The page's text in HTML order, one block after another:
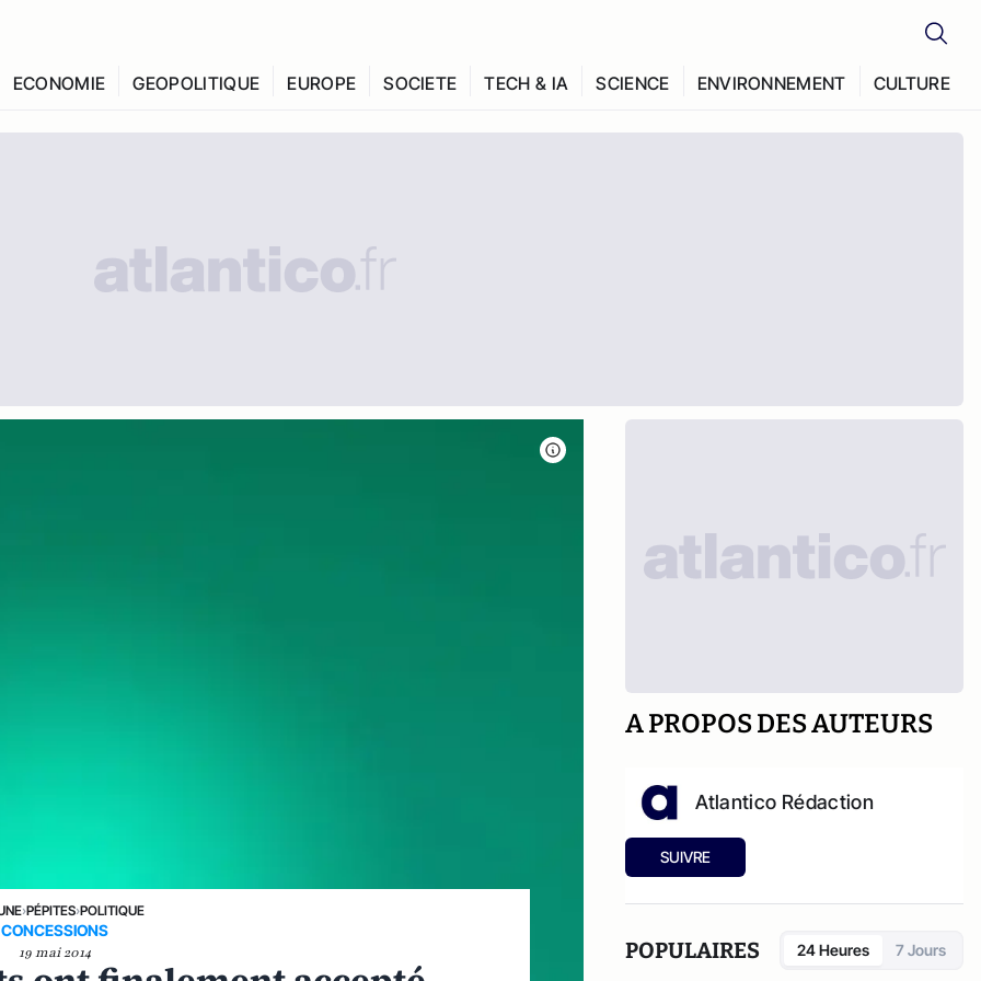
ECONOMIE GEOPOLITIQUE EUROPE SOCIETE TECH & IA SCIENCE ENVIRONNEMENT CULTURE
›PÉPITES›POLITIQUE
CONCESSIONS
19 mai 2014
A PROPOS DES AUTEURS
Atlantico Rédaction
SUIVRE
POPULAIRES 24 Heures 7 Jours